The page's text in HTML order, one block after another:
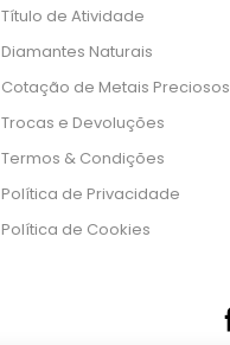
Título de Atividade
Diamantes Naturais
Cotação de Metais Preciosos
Trocas e Devoluções
Termos & Condições
Política de Privacidade
Política de Cookies